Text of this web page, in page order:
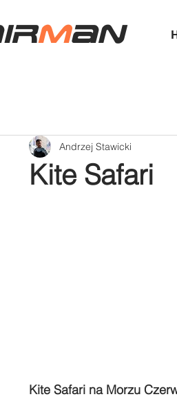
man
Kite Safari
Andrzej Stawicki
Kite Safari na Morzu